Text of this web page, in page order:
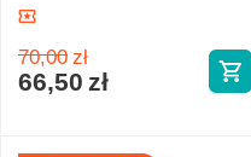
70,00 zł
66,50 zł